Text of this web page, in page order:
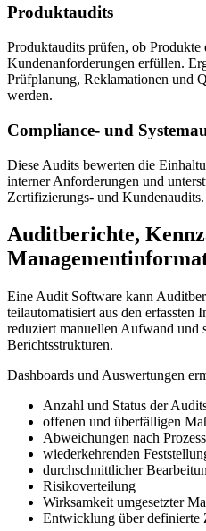
Produktaudits
Produktaudits prüfen, ob
Kundenanforderungen erfüllen.
Prüfplanung, Reklamationen und
werden.
Compliance- und
Diese Audits bewerten die
interner Anforderungen und
Zertifizierungs- und Kundenaudits.
Auditberichte,
Eine Audit Software kann
teilautomatisiert aus den erfassten
reduziert manuellen Aufwand und
Berichtsstrukturen.
Dashboards und Auswertungen
Anzahl und Status der
offenen und überfälligen
Abweichungen nach
wiederkehrenden
durchschnittlicher
Risikoverteilung
Wirksamkeit umgesetzter
Entwicklung über definierte